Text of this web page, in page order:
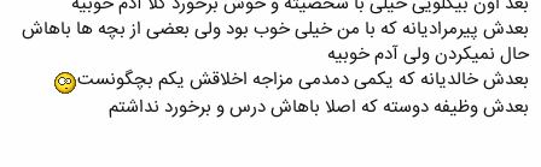
بعدش پیرمرادیانه که با من خیلی خوب بود ولی بعضی از بچه ها باهاش
حال نمیکردن ولی آدم خوبیه
بعدش خالدیانه که یکمی دمدمی مزاجه اخلاقش یکم بچگونست
بعدش وظیفه دوسته که اصلا باهاش درس و برخورد نداشتم